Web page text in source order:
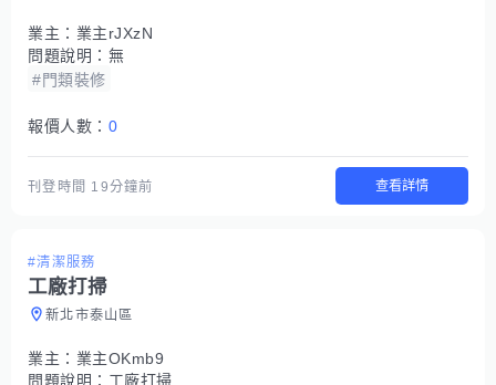
業主： 業主rJXzN
問題說明： 無
#門類裝修
報價人數： 0
刊登時間 19分鐘前 查看詳情
#清潔服務
工廠打掃
新北市泰山區
業主： 業主OKmb9
問題說明： 工廠打掃